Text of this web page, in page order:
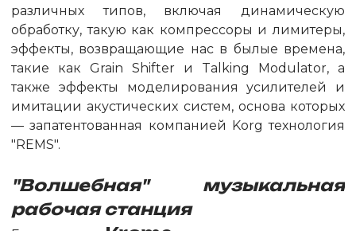
различных типов, включая динамическую
обработку, такую как компрессоры и лимитеры,
эффекты, возвращающие нас в былые времена,
такие как Grain Shifter и Talking Modulator, а
также эффекты моделирования усилителей и
имитации акустических систем, основа которых
— запатентованная компанией Korg технология
"REMS".
"Волшебная" музыкальная
рабочая станция